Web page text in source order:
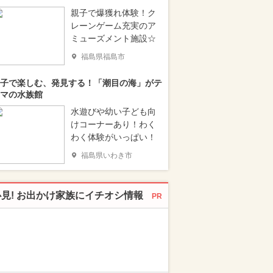
親子で爆獲れ体験！ク
レーンゲーム充実のア
ミューズメント施設☆
福島県福島市
で楽しむ、発見する！「潮目の海」がテ
の水族館
水遊びや幼い子ども向
けコーナーあり！わく
わく体験がいっぱい！
福島県いわき市
! お出かけ家族にイチオシ情報 PR